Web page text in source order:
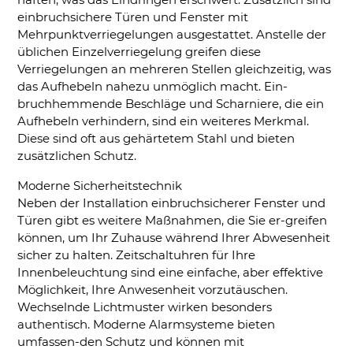
einbruchsichere Türen und Fenster mit
Mehrpunktverriegelungen ausgestattet. Anstelle der
üblichen Einzelverriegelung greifen diese
Verriegelungen an mehreren Stellen gleichzeitig, was
das Aufhebeln nahezu unmöglich macht. Ein-
bruchhemmende Beschläge und Scharniere, die ein
Aufhebeln verhindern, sind ein weiteres Merkmal.
Diese sind oft aus gehärtetem Stahl und bieten
zusätzlichen Schutz.
Moderne Sicherheitstechnik
Neben der Installation einbruchsicherer Fenster und
Türen gibt es weitere Maßnahmen, die Sie er-greifen
können, um Ihr Zuhause während Ihrer Abwesenheit
sicher zu halten. Zeitschaltuhren für Ihre
Innenbeleuchtung sind eine einfache, aber effektive
Möglichkeit, Ihre Anwesenheit vorzutäuschen.
Wechselnde Lichtmuster wirken besonders
authentisch. Moderne Alarmsysteme bieten
umfassen-den Schutz und können mit